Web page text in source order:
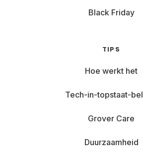
Black Friday
TIPS
Hoe werkt het
Tech-in-topstaat-
Grover Care
Duurzaamheid